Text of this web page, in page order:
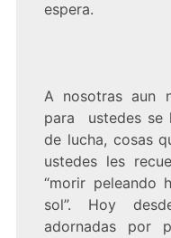
espera.
A nosotras aun
para ustedes se
de lucha, cosas
ustedes les
“morir peleando
sol”. Hoy
adornadas por